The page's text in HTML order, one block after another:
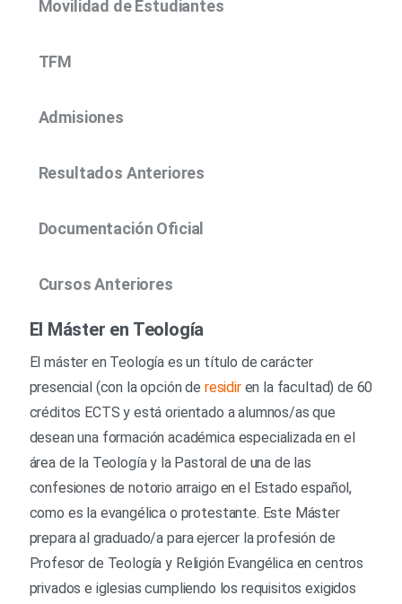
Movilidad de Estudiantes
TFM
Admisiones
Resultados Anteriores
Documentación Oficial
Cursos Anteriores
El Máster en Teología
El máster en Teología es un título de carácter
presencial (con la opción de residiren la facultad) de 60
créditos ECTSy está orientado a alumnos/as que
desean una formación académica especializada en el
área de la Teología y la Pastoral de una de las
confesiones de notorio arraigo en el Estado español,
como es la evangélica o protestante. Este Máster
prepara al graduado/a para ejercer la profesión de
Profesor de Teología y Religión Evangélica en centros
privados e iglesiascumpliendo los requisitos exigidos